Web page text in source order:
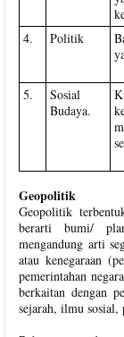
4. Politik
5.
Sosial
Budaya.
Geopolitik
Geopolitik
berarti bumi/
mengandung arti
atau kenegaraan
pemerintahan
berkaitan dengan
sejarah, ilmu sosial,